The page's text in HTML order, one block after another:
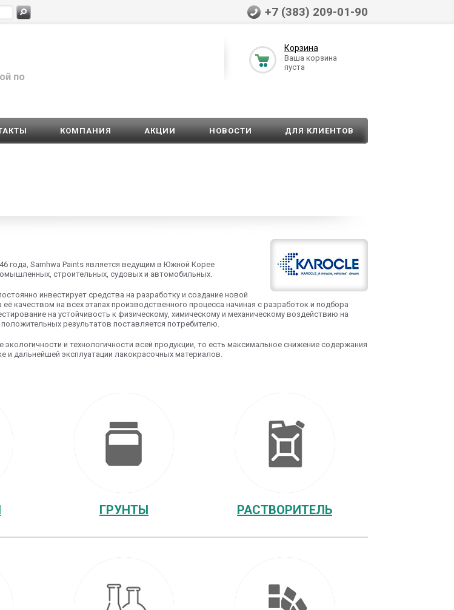
+7 (383) 209-01-90
по
Корзина
Ваша корзина
пуста
КОМПАНИЯ АКЦИИ НОВОСТИ ДЛЯ КЛИЕНТОВ
года, Samhwa Paints является ведущим в Южной Корее
строительных, судовых и автомобильных.
инвестирует средства на разработку и создание новой
качеством на всех этапах производственного процесса начиная с разработок и подбора
на устойчивость к физическому, химическому и механическому воздействию на
результатов поставляется потребителю.
и технологичности всей продукции, то есть максимальное снижение содержания
и дальнейшей эксплуатации лакокрасочных материалов.
ГРУНТЫ РАСТВОРИТЕЛЬ